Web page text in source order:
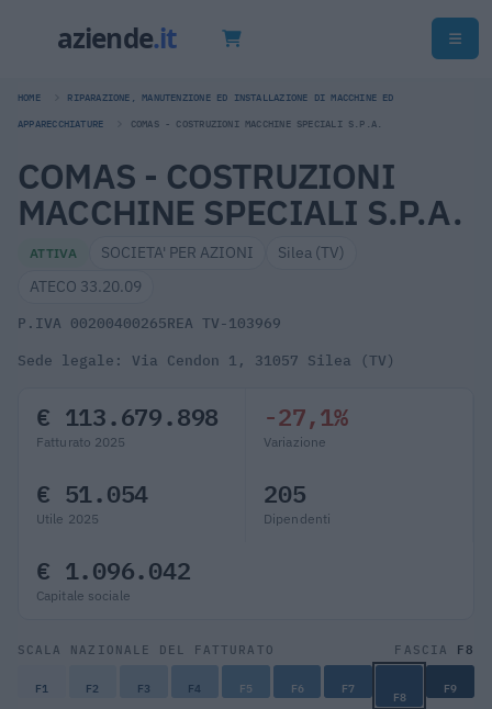
HOME RIPARAZIONE, MANUTENZIONE ED INSTALLAZIONE DI MACCHINE ED
APPARECCHIATURE COMAS - COSTRUZIONI MACCHINE SPECIALI S.P.A.
COMAS - COSTRUZIONI
MACCHINE SPECIALI S.P.A.
ATTIVA SOCIETA' PER AZIONI
Silea (TV)
ATECO 33.20.09
P.IVA 00200400265REA TV-103969
Sede legale: Via Cendon 1, 31057 Silea (TV)
€ 113.679.898
Fatturato 2025
-27,1%
Variazione
€ 51.054
Utile 2025
205
Dipendenti
€ 1.096.042
Capitale sociale
SCALA NAZIONALE DEL FATTURATO FASCIA F8
F1 F2 F3 F4 F5 F6 F7 F8 F9